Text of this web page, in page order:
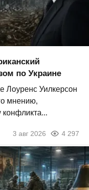
по Украине
Лоуренс Уилкерсон
мнению,
конфликта...
3 авг 2026 4 297